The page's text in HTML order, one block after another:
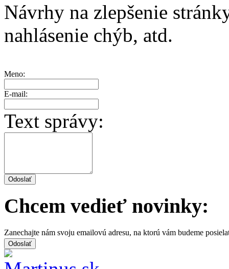
Návrhy na zlepšenie
nahlásenie chýb, atd.
Meno:
E-mail:
Text správy:
Chcem vedieť novinky:
Zanechajte nám svoju emailovú adresu, na ktorú vám budeme